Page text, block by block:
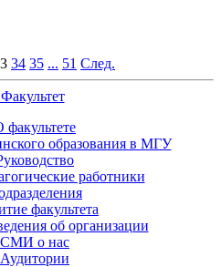
34 35 ... 51 След.
факультете
образования в МГУ
работники
факультета
об организации
СМИ о нас
Аудитории